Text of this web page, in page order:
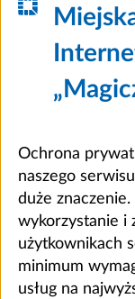
Ochrona
naszego
duże
wykorzystanie i
użytkownikach
minimum
usług na